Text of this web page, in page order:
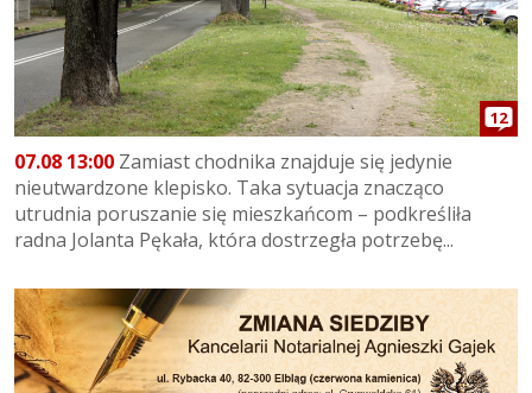
12
07.08 13:00 Zamiast chodnika znajduje się jedynie
nieutwardzone klepisko. Taka sytuacja znacząco
utrudnia poruszanie się mieszkańcom – podkreśliła
radna Jolanta Pękała, która dostrzegła potrzebę...